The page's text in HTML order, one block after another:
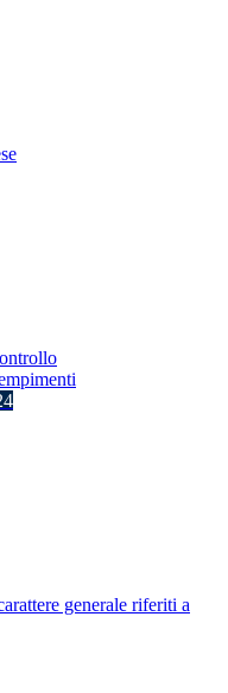
generale riferiti a